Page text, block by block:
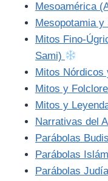
Mesoamérica
Mesopotamia y
Mitos Fino-
Sami)
Mitos Nórdicos
Mitos y
Mitos y
Narrativas del
Parábolas
Parábolas
Parábolas